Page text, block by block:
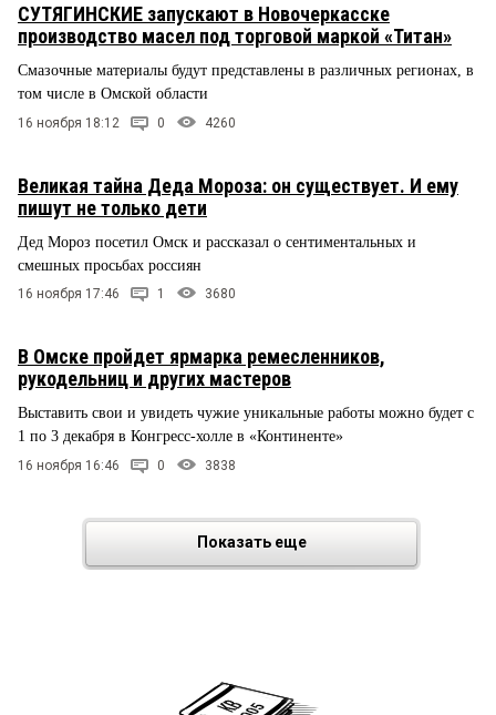
СУТЯГИНСКИЕ запускают в Новочеркасске
производство масел под торговой маркой «Титан»
Смазочные материалы будут представлены в различных регионах, в
том числе в Омской области
16 ноября 18:12 0 4260
Великая тайна Деда Мороза: он существует. И ему
пишут не только дети
Дед Мороз посетил Омск и рассказал о сентиментальных и
смешных просьбах россиян
16 ноября 17:46 1 3680
В Омске пройдет ярмарка ремесленников,
рукодельниц и других мастеров
Выставить свои и увидеть чужие уникальные работы можно будет с
1 по 3 декабря в Конгресс-холле в «Континенте»
16 ноября 16:46 0 3838
Показать еще